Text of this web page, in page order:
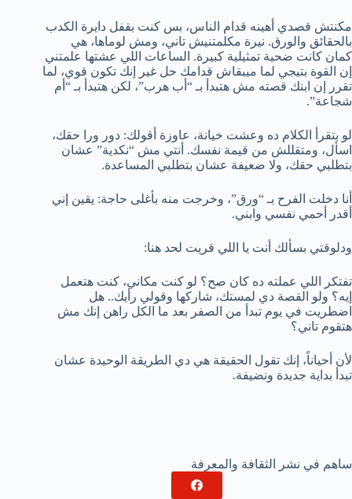
مكنتش قصدي أهينه قدام الناس، بس كنت بقفل دايرة الكدب
بالحقائق والورق. نيرة مكلمتنيش تاني، ومش لوماها، هي
كمان كانت ضحية تمثيلية كبيرة. الساعات اللي عشتها علمتني
إن القوة بتيجي لما ميبقاش قدامك حل غير إنك تكون قوي، لما
تقرر إن ابنك قصته مش هتبدأ بـ “أب هرب”، لكن هتبدأ بـ “أم
شجاعة”.
لو بتقرأ الكلام ده وعشت خيانة، عاوزة أقولك: دور ورا حقك،
اسأل، ومتقللش من قيمة نفسك. أنتي مش “نكدية” عشان
بتطلبي حقك، ولا ضعيفة عشان بتطلبي المساعدة.
أنا دخلت الفرح بـ “ورق”، وخرجت منه بأغلى حاجة: يقين إني
أقدر أحمي نفسي وابني.
ودلوقتي بسألك أنت يا اللي قريت لحد هنا:
تفتكر اللي عملته ده كان صح؟ لو كنت مكاني، كنت هتعمل
إيه؟ ولو القصة دي لمستك، شاركها وقولي رأيك.. هل
اضطريت في يوم تبدأ من الصفر بعد ما الكل راهن إنك مش
هتقوم تاني؟
لأن أحياناً، إنك تقول الحقيقة هي دي الطريقة الوحيدة عشان
تبدأ بداية جديدة ونضيفة.
ساهم في نشر الثقافة والمعرفة